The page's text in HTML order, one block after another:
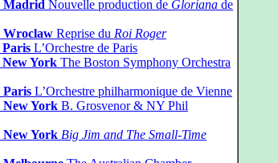
Madrid Nouvelle production de Gloriana de
Wroclaw Reprise du Roi Roger
Paris L’Orchestre de Paris
New York The Boston Symphony Orchestra
Paris L’Orchestre philharmonique de Vienne
New York B. Grosvenor & NY Phil
New York Big Jim and The Small-Time